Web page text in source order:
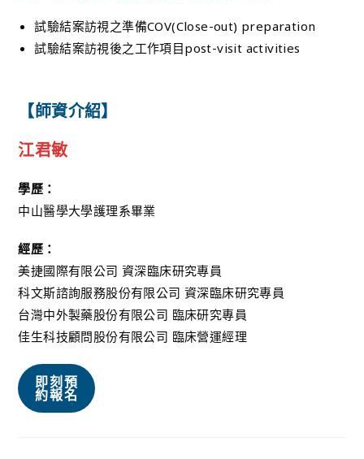
試驗結案訪視之準備COV(Close-out) preparation
試驗結案訪視後之工作項目post-visit activities
【師資介紹】
江君敏
學歷：
中山醫學大學護理系畢業
經歷：
美捷國際有限公司 資深臨床研究專員
科文斯諮詢服務股份有限公司 資深臨床研究專員
台灣中外製藥股份有限公司 臨床研究專員
佳生科技顧問股份有限公司 臨床營運經理
即刻預
約報名